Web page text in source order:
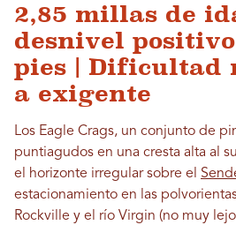
2,85 millas de
desnivel
pies | Dificultad
a exigente
Los Eagle Crags, un conjunto de
puntiagudos en una cresta alta al
el horizonte irregular sobre el
estacionamiento en las
Rockville y el río Virgin (no muy